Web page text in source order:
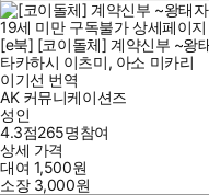
19세 미만 구독불가 상세페이
[e북] [코이돌체] 계약신부 ~왕
타카하시 이츠미, 아소 미카리
이기선 번역
AK 커뮤니케이션즈
성인
4.3점265명참여
상세 가격
대여 1,500원
소장 3,000원